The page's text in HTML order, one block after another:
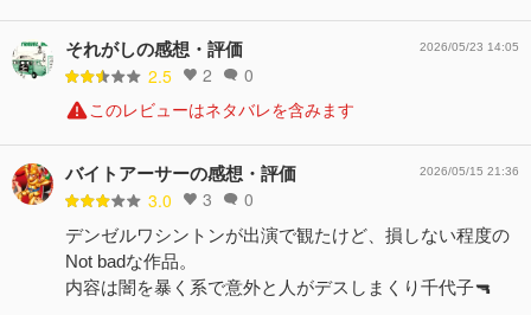
それがしの感想・評価
2.5 2 0
2026/05/23 14:05
このレビューはネタバレを含みます
バイトアーサーの感想・評価
3.0 3 0
2026/05/15 21:36
デンゼルワシントンが出演で観たけど、損しない程度の
Not badな作品。
内容は闇を暴く系で意外と人がデスしまくり千代子🔫